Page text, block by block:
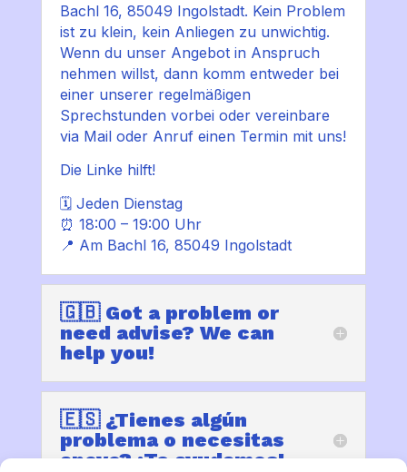
Bachl 16, 85049 Ingolstadt. Kein Problem
ist zu klein, kein Anliegen zu unwichtig.
Wenn du unser Angebotin Anspruch
nehmen willst, dann komm entweder bei
einer unserer regelmäßigen
Sprechstunden vorbei oder vereinbare
via Mailoder Anruf einen Termin mit uns!
Die Linke hilft!
🗓️ Jeden Dienstag
⏰ 18:00 – 19:00 Uhr
📍 Am Bachl 16, 85049 Ingolstadt
🇬🇧 Got a problem or
need advise? We can
help you!
🇪🇸 ¿Tienes algún
problema o necesitas
apoyo? ¡Te ayudamos!